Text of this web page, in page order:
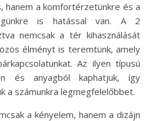
hanem a komfortérzetünkre és a
is hatással van. A 2
nemcsak a tér kihasználását
élményt is teremtünk, amely
Az ilyen típusú
és anyagból kaphatjuk, így
a számunkra legmegfelelőbbet.
a kényelem, hanem a dizájn